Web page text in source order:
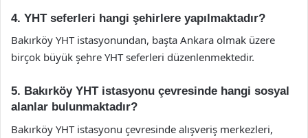
4. YHT seferleri hangi şehirlere yapılmaktadır?
Bakırköy YHT istasyonundan, başta Ankara olmak üzere
birçok büyük şehre YHT seferleri düzenlenmektedir.
5. Bakırköy YHT istasyonu çevresinde hangi sosyal
alanlar bulunmaktadır?
Bakırköy YHT istasyonu çevresinde alışveriş merkezleri,